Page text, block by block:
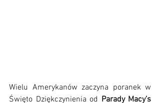
Wielu Amerykanów zaczyna poranek w
Święto Dziękczynienia od Parady Macy’s